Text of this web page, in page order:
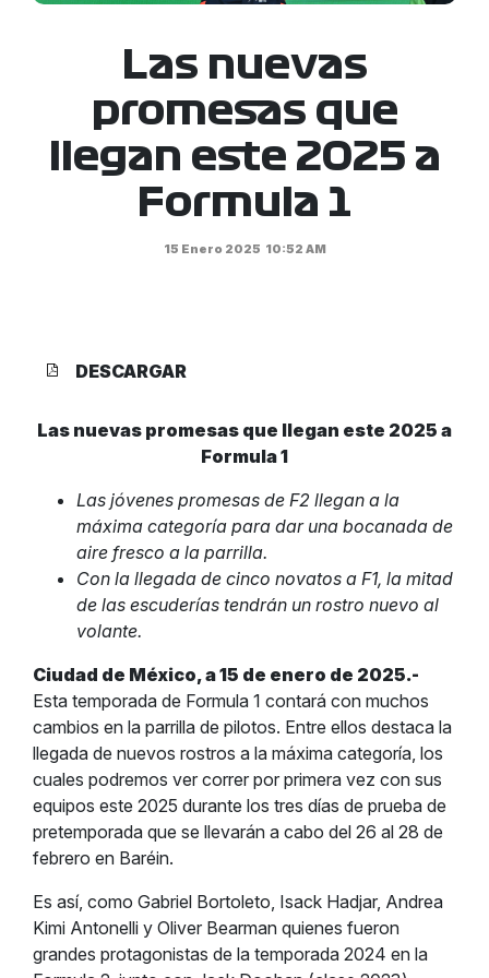
Las nuevas
promesas que
llegan este 2025 a
Formula 1
15 Enero 2025 10:52 AM
DESCARGAR
Las nuevas promesas que llegan este 2025 a
Formula 1
Las jóvenes promesas de F2 llegan a la
máxima categoría para dar una bocanada de
aire fresco a la parrilla.
Con la llegada de cinco novatos a F1, la mitad
de las escuderías tendrán un rostro nuevo al
volante.
Ciudad de México, a 15 de enero de 2025.-
Esta temporada de Formula 1 contará con muchos
cambios en la parrilla de pilotos. Entre ellos destaca la
llegada de nuevos rostros a la máxima categoría, los
cuales podremos ver correr por primera vez con sus
equipos este 2025 durante los tres días de prueba de
pretemporada que se llevarán a cabo del 26 al 28 de
febrero en Baréin.
Es así, como Gabriel Bortoleto, Isack Hadjar, Andrea
Kimi Antonelli y Oliver Bearman quienes fueron
grandes protagonistas de la temporada 2024 en la